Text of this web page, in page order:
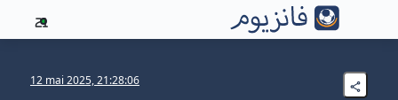
21
12 mai 2025, 21:28:06